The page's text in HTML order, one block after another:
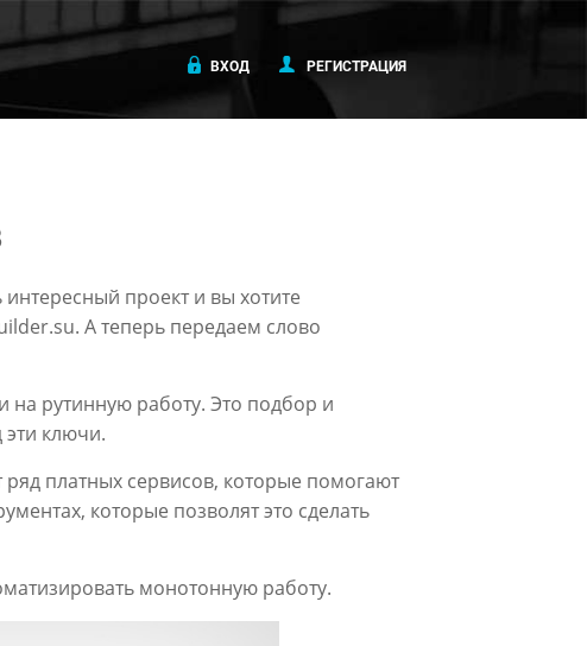
ВХОД РЕГИСТРАЦИЯ
интересный проект и вы хотите
А теперь передаем слово
рутинную работу. Это подбор и
ключи.
платных сервисов, которые помогают
которые позволят это сделать
монотонную работу.